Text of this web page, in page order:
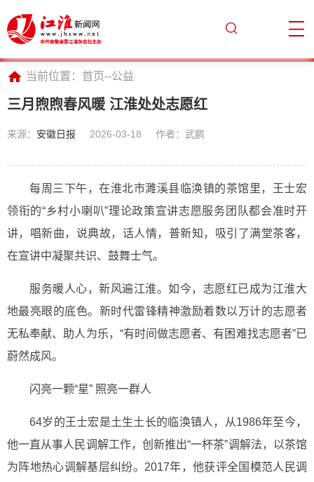
当前位置： 首页--公益
三月煦煦春风暖 江淮处处志愿红
来源： 安徽日报 2026-03-18 作者：武鹏
每周三下午，在淮北市濉溪县临涣镇的茶馆里，王士宏
领衔的“乡村小喇叭”理论政策宣讲志愿服务团队都会准时开
讲，唱新曲，说典故，话人情，普新知，吸引了满堂茶客，
在宣讲中凝聚共识、鼓舞士气。
服务暖人心，新风遍江淮。如今，志愿红已成为江淮大
地最亮眼的底色。新时代雷锋精神激励着数以万计的志愿者
无私奉献、助人为乐，“有时间做志愿者、有困难找志愿者”已
蔚然成风。
闪亮一颗“星” 照亮一群人
64岁的王士宏是土生土长的临涣镇人，从1986年至今，
他一直从事人民调解工作，创新推出“一杯茶”调解法，以茶馆
为阵地热心调解基层纠纷。2017年，他获评全国模范人民调